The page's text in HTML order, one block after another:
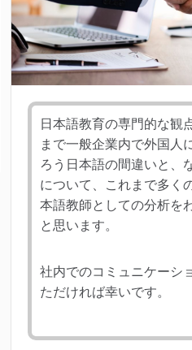
日本語教育の専門的な観
まで一般企業内で外国人
ろう日本語の間違いと、
について、これまで多く
本語教師としての分析を
と思います。
社内でのコミュニケーシ
ただければ幸いです。